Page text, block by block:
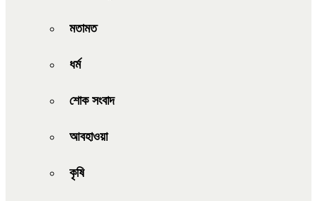
মতামত
ধর্ম
শোক সংবাদ
আবহাওয়া
কৃষি